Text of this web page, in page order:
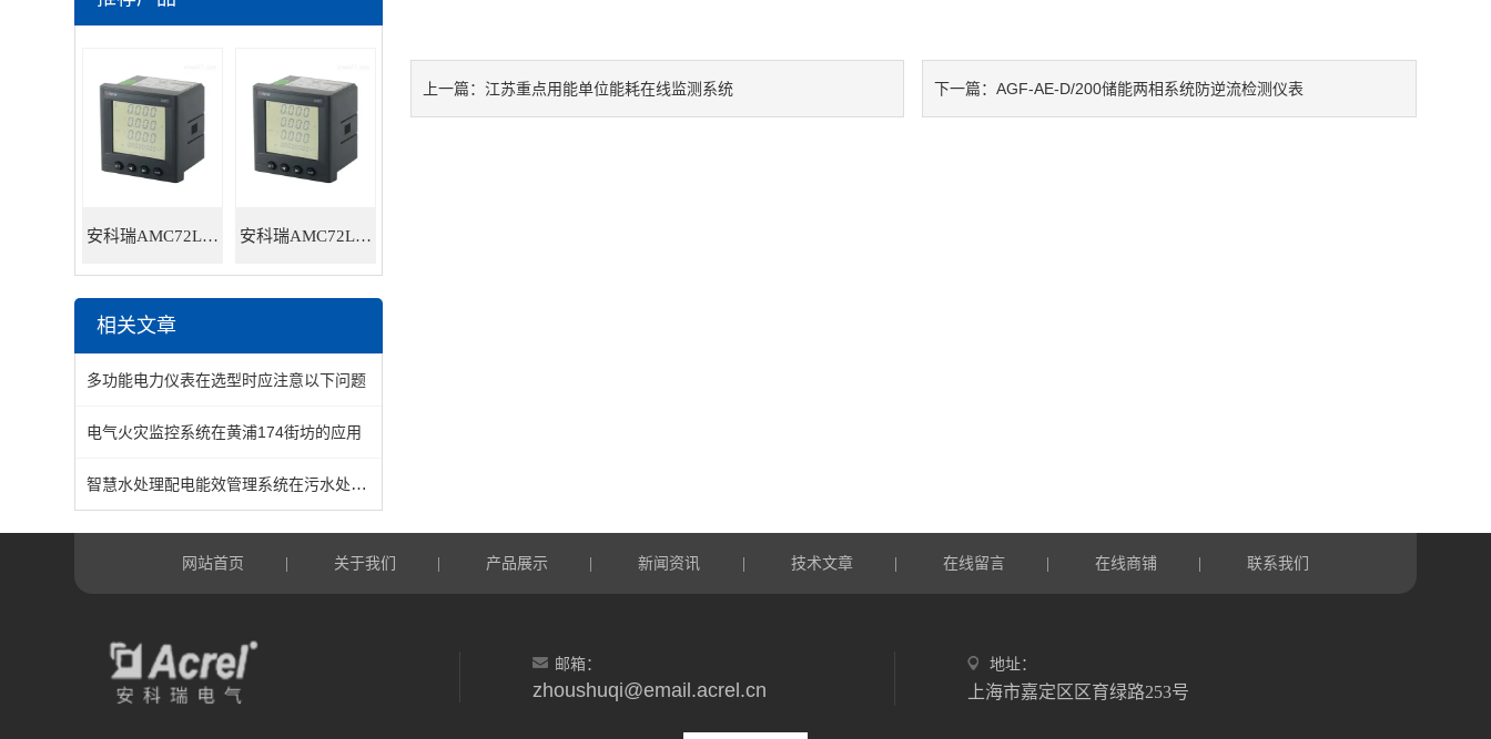
安科瑞AMC72L-E4/HKC智能电力仪表 安科瑞AMC72L-E4/KC三相多功能智能电力仪表
相关文章
多功能电力仪表在选型时应注意以下问题
电气火灾监控系统在黄浦174街坊的应用
智慧水处理配电能效管理系统在污水处理厂的应用
上一篇： 江苏重点用能单位能耗在线监测系统 下一篇：AGF-AE-D/200储能两相系统防逆流检测仪表
网站首页 关于我们 产品展示 新闻资讯 技术文章 在线留言 在线商铺 联系我们
邮箱：
zhoushuqi@email.acrel.cn
地址：
上海市嘉定区区育绿路253号